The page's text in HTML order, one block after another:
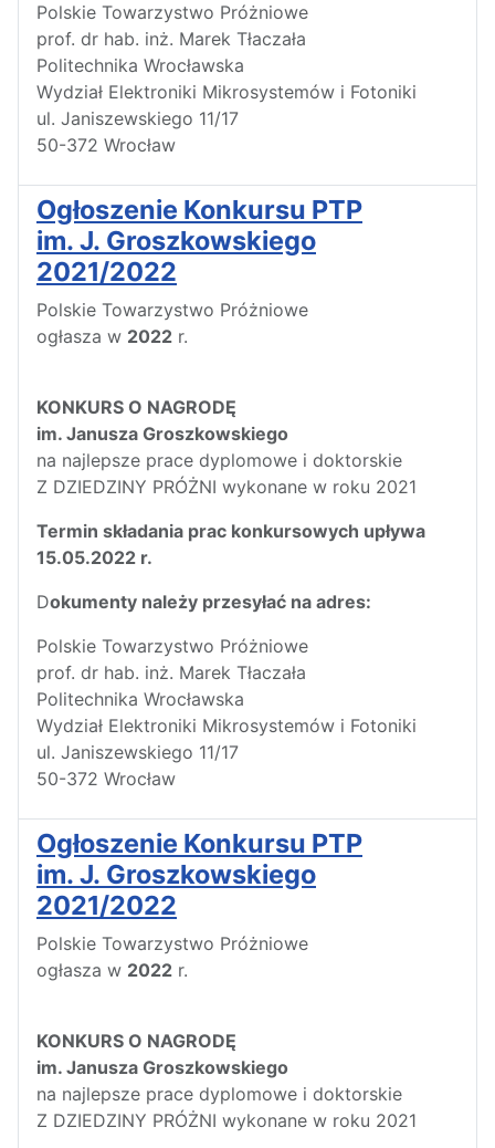
Polskie Towarzystwo Próżniowe
prof. dr hab. inż. Marek Tłaczała
Politechnika Wrocławska
Wydział Elektroniki Mikrosystemów i Fotoniki
ul. Janiszewskiego 11/17
50-372 Wrocław
Ogłoszenie Konkursu PTP
im. J. Groszkowskiego
2021/2022
Polskie Towarzystwo Próżniowe
ogłasza w 2022 r.
KONKURS O NAGRODĘ
im. Janusza Groszkowskiego
na najlepsze prace dyplomowe i doktorskie
Z DZIEDZINY PRÓŻNI wykonane w roku 2021
Termin składania prac konkursowych upływa
15.05.2022 r.
Dokumenty należy przesyłać na adres:
Polskie Towarzystwo Próżniowe
prof. dr hab. inż. Marek Tłaczała
Politechnika Wrocławska
Wydział Elektroniki Mikrosystemów i Fotoniki
ul. Janiszewskiego 11/17
50-372 Wrocław
Ogłoszenie Konkursu PTP
im. J. Groszkowskiego
2021/2022
Polskie Towarzystwo Próżniowe
ogłasza w 2022 r.
KONKURS O NAGRODĘ
im. Janusza Groszkowskiego
na najlepsze prace dyplomowe i doktorskie
Z DZIEDZINY PRÓŻNI wykonane w roku 2021